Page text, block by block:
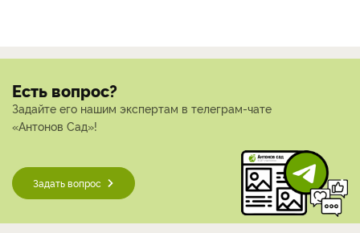
Есть вопрос?
Задайте его нашим экспертам в телеграм-чате
«Антонов Сад»!
Задать вопрос